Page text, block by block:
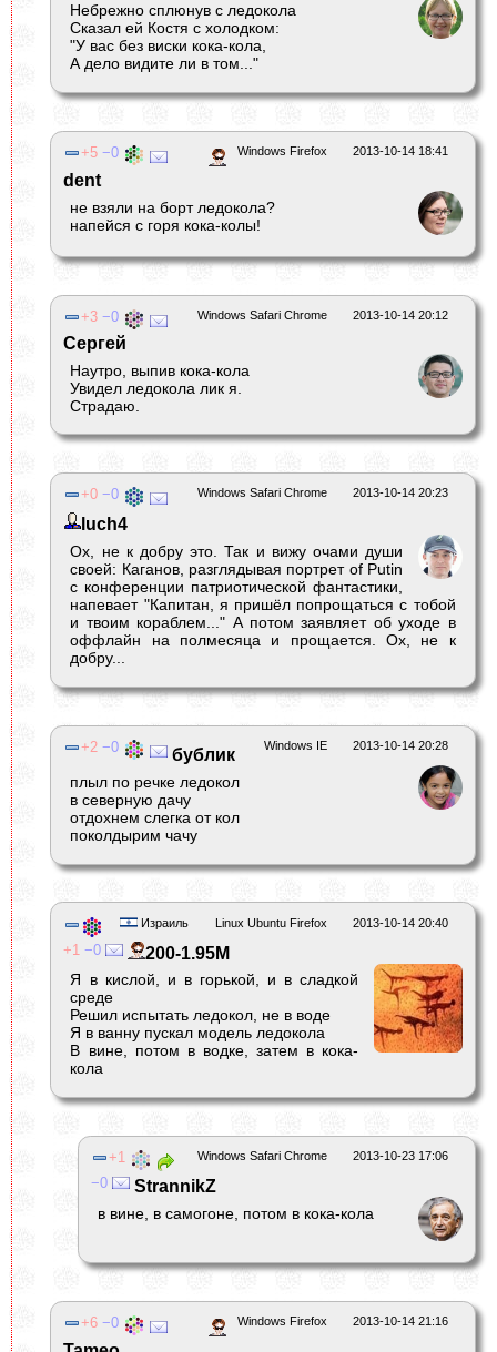
Небрежно сплюнув с ледокола
Сказал ей Костя с холодком:
"У вас без виски кока-кола,
А дело видите ли в том..."
2013-10-14 18:41
Windows Firefox
5 0
dent
не взяли на борт ледокола?
напейся с горя кока-колы!
2013-10-14 20:12
Windows Safari Chrome
3 0
Сергей
Наутро, выпив кока-кола
Увидел ледокола лик я.
Страдаю.
2013-10-14 20:23
Windows Safari Chrome
0 0
luch4
Ох, не к добру это. Так и вижу очами души
своей: Каганов, разглядывая портрет of Putin
с конференции патриотической фантастики,
напевает "Капитан, я пришёл попрощаться с тобой
и твоим кораблем..." А потом заявляет об уходе в
оффлайн на полмесяца и прощается. Ох, не к
добру...
2013-10-14 20:28
Windows IE
2 0 бублик
плыл по речке ледокол
в северную дачу
отдохнем слегка от кол
поколдырим чачу
2013-10-14 20:40
Linux Ubuntu Firefox
Израиль
1 0 200-1.95M
Я в кислой, и в горькой, и в сладкой
среде
Решил испытать ледокол, не в воде
Я в ванну пускал модель ледокола
В вине, потом в водке, затем в кока-
колa
2013-10-23 17:06
Windows Safari Chrome
1
0
StrannikZ
в вине, в самогоне, потом в кока-кола
2013-10-14 21:16
Windows Firefox
6 0